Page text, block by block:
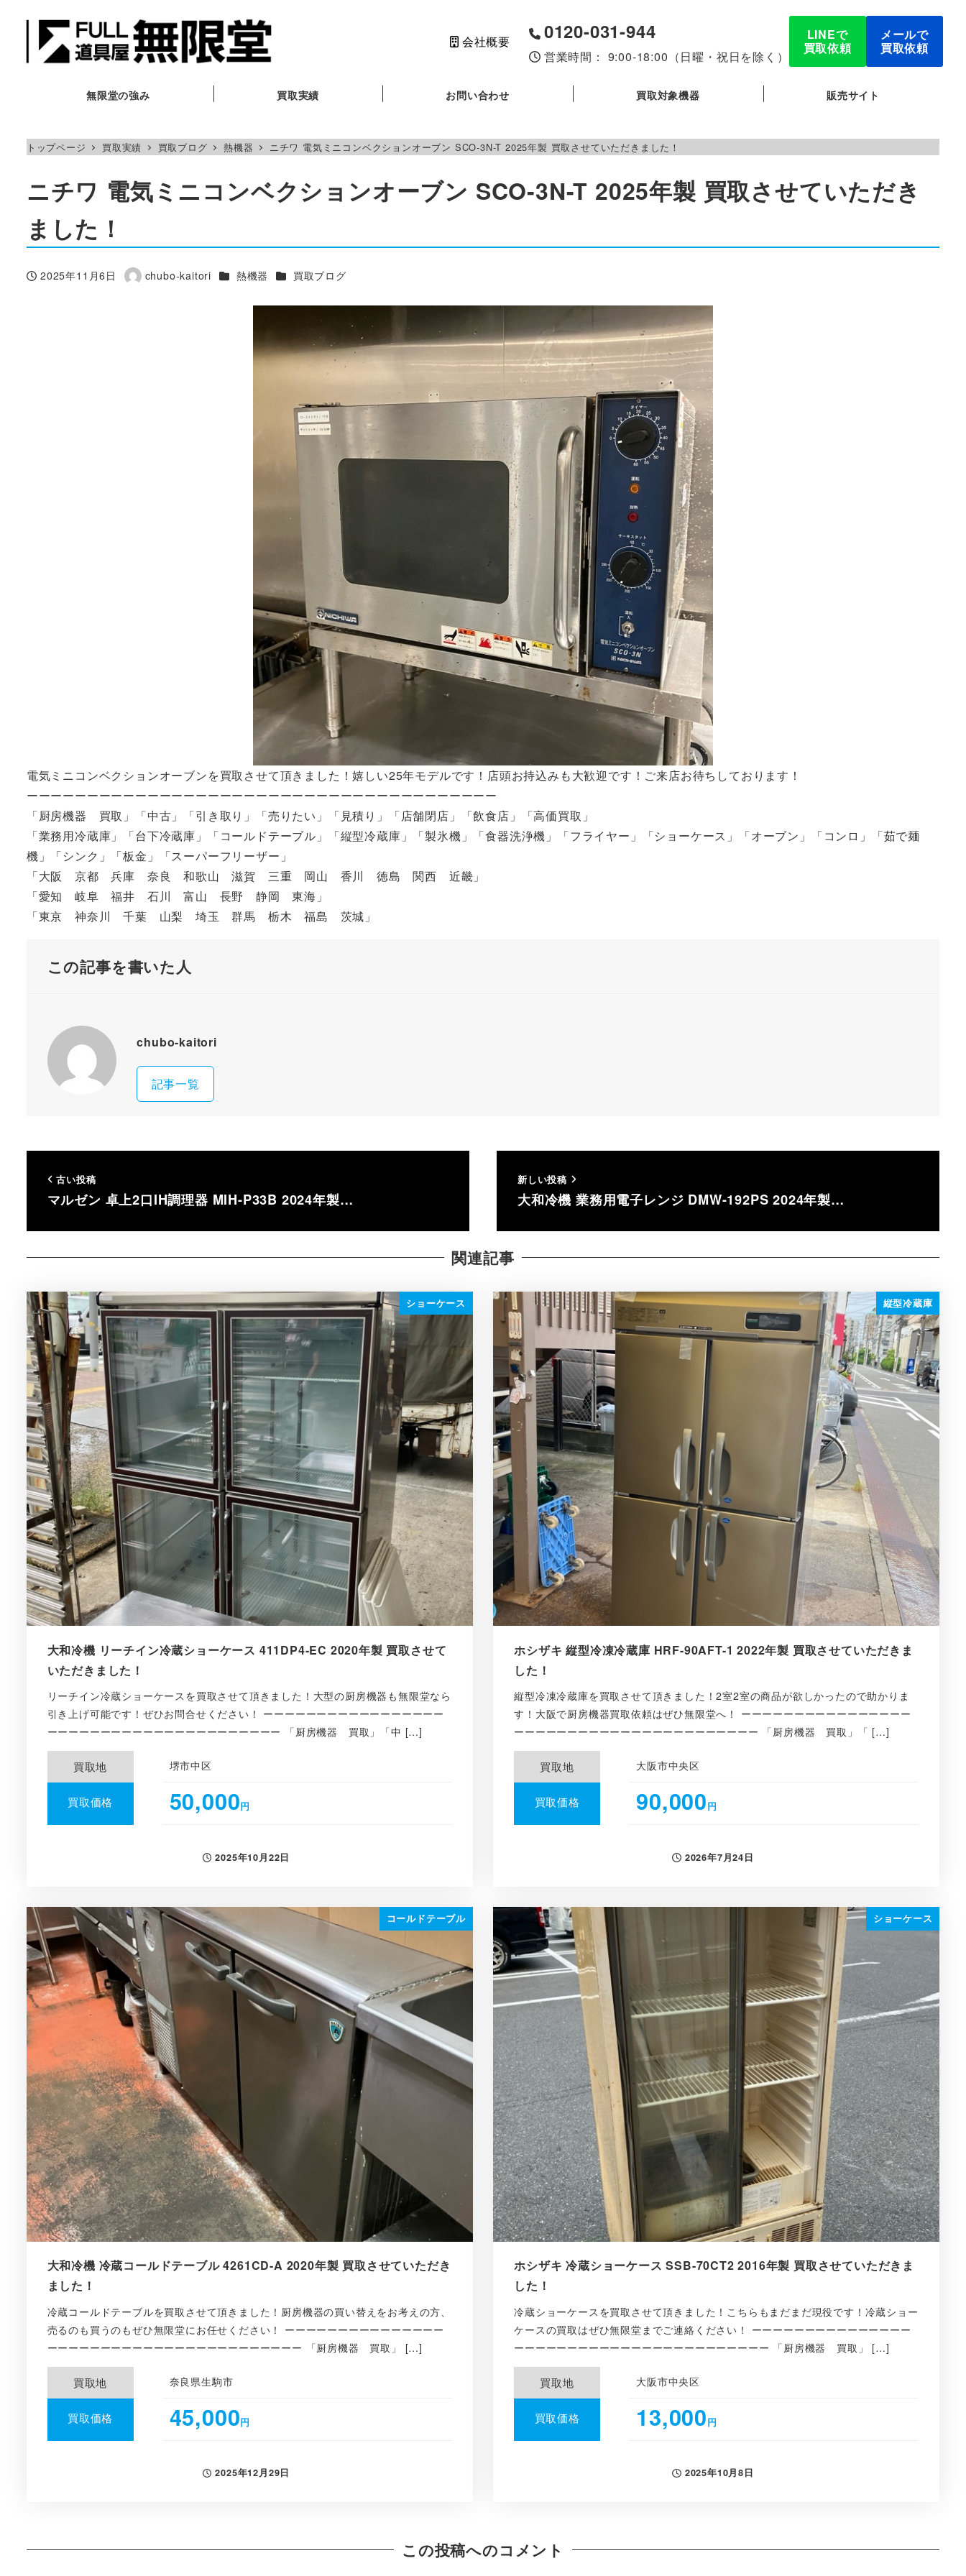
会社概要 0120-031-944
営業時間： 9:00-18:00（日曜・祝日を除く）
LINEで
買取依頼
メールで
買取依頼
無限堂の強み 買取実績 お問い合わせ 買取対象機器 販売サイト
トップページ 買取実績 買取ブログ 熱機器 ニチワ 電気ミニコンベクションオーブン SCO-3N-T 2025年製 買取させていただきました！
ニチワ 電気ミニコンベクションオーブン SCO-3N-T 2025年製 買取させていただき
ました！
投稿日
2025年11月6日
著
chubo-kaitori カテゴリー
熱機器 カテゴリー
買取ブログ
電気ミニコンベクションオーブンを買取させて頂きました！嬉しい25年モデルです！店頭お持込みも大歓迎です！ご来店お待ちしております！
ーーーーーーーーーーーーーーーーーーーーーーーーーーーーーーーーーーーーーーー
「厨房機器 買取」「中古」「引き取り」「売りたい」「見積り」「店舗閉店」「飲食店」「高価買取」
「業務用冷蔵庫」「台下冷蔵庫」「コールドテーブル」「縦型冷蔵庫」「製氷機」「食器洗浄機」「フライヤー」「ショーケース」「オーブン」「コンロ」「茹で麺
機」「シンク」「板金」「スーパーフリーザー」
「大阪 京都 兵庫 奈良 和歌山 滋賀 三重 岡山 香川 徳島 関西 近畿」
「愛知 岐阜 福井 石川 富山 長野 静岡 東海」
「東京 神奈川 千葉 山梨 埼玉 群馬 栃木 福島 茨城」
この記事を書いた人
chubo-kaitori
記事一覧
古い投稿
マルゼン 卓上2口IH調理器 MIH-P33B 2024年製…
新しい投稿
大和冷機 業務用電子レンジ DMW-192PS 2024年製…
関連記事
ショーケース
大和冷機 リーチイン冷蔵ショーケース 411DP4-EC 2020年製 買取させて
いただきました！
リーチイン冷蔵ショーケースを買取させて頂きました！大型の厨房機器も無限堂なら
引き上げ可能です！ぜひお問合せください！ ーーーーーーーーーーーーーーーーー
ーーーーーーーーーーーーーーーーーーーーーー 「厨房機器 買取」「中 […]
買取地 堺市中区
買取価格 50,000円
投稿日
2025年10月22日
縦型冷蔵庫
ホシザキ 縦型冷凍冷蔵庫 HRF-90AFT-1 2022年製 買取させていただきま
した！
縦型冷凍冷蔵庫を買取させて頂きました！2室2室の商品が欲しかったので助かりま
す！大阪で厨房機器買取依頼はぜひ無限堂へ！ ーーーーーーーーーーーーーーーー
ーーーーーーーーーーーーーーーーーーーーーーー 「厨房機器 買取」「 […]
買取地 大阪市中央区
買取価格 90,000円
投稿日
2026年7月24日
コールドテーブル
大和冷機 冷蔵コールドテーブル 4261CD-A 2020年製 買取させていただき
ました！
冷蔵コールドテーブルを買取させて頂きました！厨房機器の買い替えをお考えの方、
売るのも買うのもぜひ無限堂にお任せください！ ーーーーーーーーーーーーーーー
ーーーーーーーーーーーーーーーーーーーーーーーー 「厨房機器 買取」 […]
買取地 奈良県生駒市
買取価格 45,000円
投稿日
2025年12月29日
ショーケース
ホシザキ 冷蔵ショーケース SSB-70CT2 2016年製 買取させていただきま
した！
冷蔵ショーケースを買取させて頂きました！こちらもまだまだ現役です！冷蔵ショー
ケースの買取はぜひ無限堂までご連絡ください！ ーーーーーーーーーーーーーーー
ーーーーーーーーーーーーーーーーーーーーーーーー 「厨房機器 買取」 […]
買取地 大阪市中央区
買取価格 13,000円
投稿日
2025年10月8日
この投稿へのコメント